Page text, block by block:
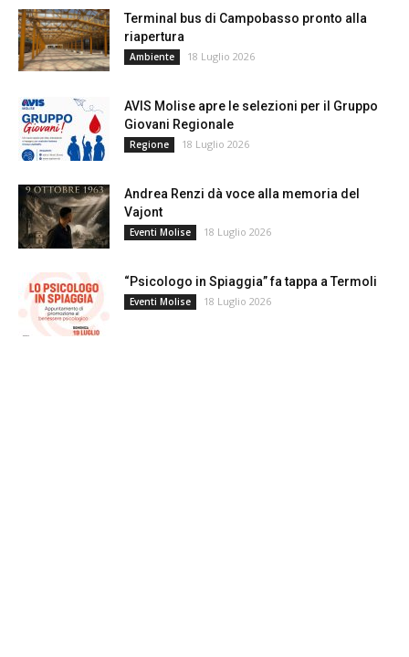
Terminal bus di Campobasso pronto alla
riapertura
Ambiente 18 Luglio 2026
AVIS Molise apre le selezioni per il Gruppo
Giovani Regionale
Regione 18 Luglio 2026
Andrea Renzi dà voce alla memoria del
Vajont
Eventi Molise 18 Luglio 2026
“Psicologo in Spiaggia” fa tappa a Termoli
Eventi Molise 18 Luglio 2026